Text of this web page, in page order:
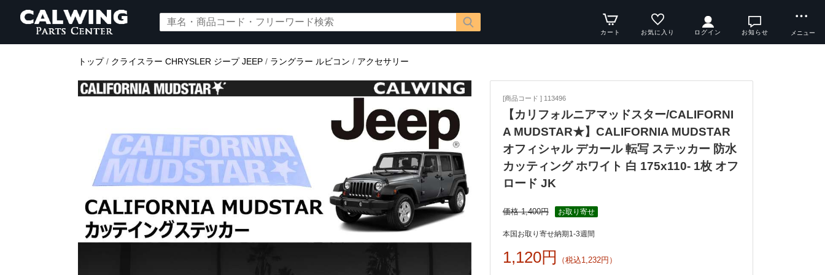
カート お気に入り ログイン お知らせ メニュー
トップ/ クライスラー CHRYSLER ジープ JEEP / ラングラー ルビコン / アクセサリー
[商品コード ] 113496
【カリフォルニアマッドスター/CALIFORNI
A MUDSTAR★】CALIFORNIA MUDSTAR
オフィシャル デカール 転写 ステッカー 防水
カッティング ホワイト 白 175x110- 1枚 オフ
ロード JK
価格 1,400円 お取り寄せ
本国お取り寄せ納期1-3週間
1,120円 （税込1,232円）